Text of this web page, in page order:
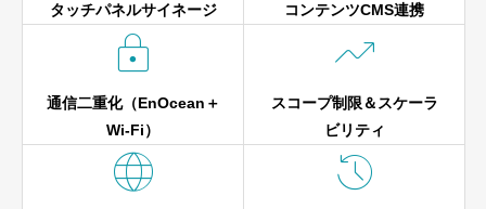
タッチパネルサイネージ コンテンツCMS連携

通信二重化（EnOcean＋
Wi‑Fi）

スコープ制限＆スケーラ
ビリティ
 